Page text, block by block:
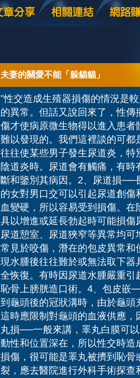
夫妻的關愛不能「躲貓貓」
"性交造成生殖器損傷的情況是
的異常。但話又說回來了，性
傷才使病原微生物得以進入患
難以發現的。我們這裡談的可
往往使某些男子發生尿道炎，
陰道炎時。尿道會有觸痛，有
斷和鑒別其病因。2、尿道損──
的女對男口交可以引起尿道創
血變硬，所以容易受到損傷。
具以增進或延長勃起時可能損
尿道憩室、尿道狹窄等異常均
常見於咬傷，潛在的包皮異常
現水腫後往往難於或無法取下
全恢復。有時因尿道水腫嚴重
恥骨上膀胱造口術。4、包皮嵌
到龜頭後的冠狀溝時，由於龜
這時應限制對龜頭的血液供應
丸損──一般來講，睪丸白膜可
動性和位置深在，所以性交時
損傷，很可能是睪丸被擠到恥
裂，應去醫院進行外科手術探